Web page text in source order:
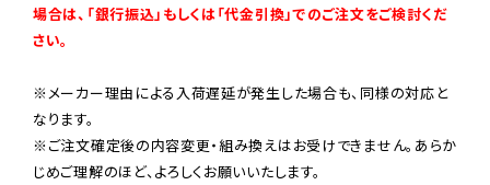
場合は、「銀行振込」もしくは「代金引換」でのご注文をご検討くだ
さい。
※メーカー理由による入荷遅延が発生した場合も、同様の対応と
なります。
※ご注文確定後の内容変更・組み換えはお受けできません。あらか
じめご理解のほど、よろしくお願いいたします。